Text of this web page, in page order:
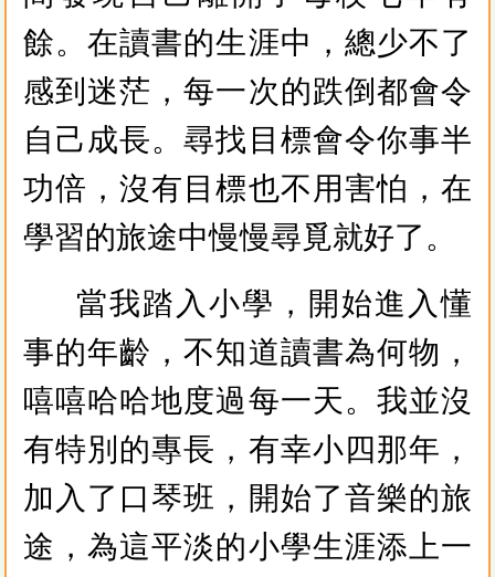
餘。在讀書的生涯中，總少不了
感到迷茫，每一次的跌倒都會令
自己成長。尋找目標會令你事半
功倍，沒有目標也不用害怕，在
學習的旅途中慢慢尋覓就好了。
當我踏入小學，開始進入懂
事的年齡，不知道讀書為何物，
嘻嘻哈哈地度過每一天。我並沒
有特別的專長，有幸小四那年，
加入了口琴班，開始了音樂的旅
途，為這平淡的小學生涯添上一